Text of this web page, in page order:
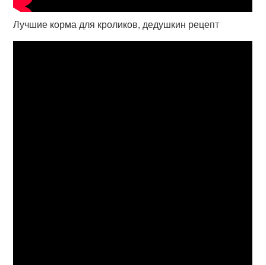
Лучшие корма для кроликов, дедушкин рецепт